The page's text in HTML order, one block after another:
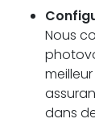
Nous
dans